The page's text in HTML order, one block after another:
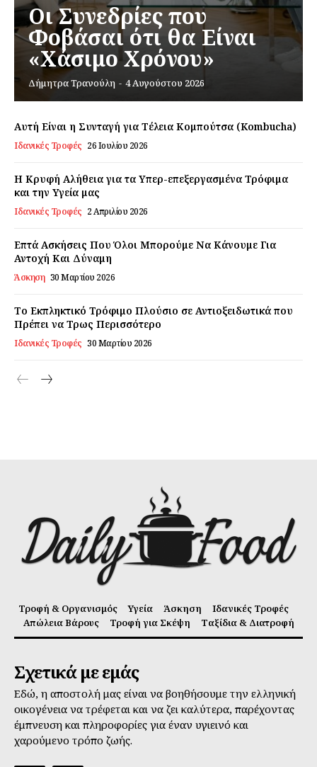
Εγγραφείτε τώρα!
Daily Food
Σχετικά με εμάς
Ο λογαριασμός μου
Επικοινωνία
Οι Συνεδρίες που
Φοβάσαι ότι θα Είναι
«Χάσιμο Χρόνου»
Δήμητρα Τρανούλη - 4 Αυγούστου 2026
Αυτή Είναι η Συνταγή για Τέλεια Κομπούτσα (Kombucha)
Ιδανικές Τροφές 26 Ιουλίου 2026
Η Κρυφή Αλήθεια για τα Υπερ-επεξεργασμένα Τρόφιμα
και την Υγεία μας
Ιδανικές Τροφές 2 Απριλίου 2026
Επτά Ασκήσεις Που Όλοι Μπορούμε Να Κάνουμε Για
Αντοχή Και Δύναμη
Άσκηση 30 Μαρτίου 2026
Το Εκπληκτικό Τρόφιμο Πλούσιο σε Αντιοξειδωτικά που
Πρέπει να Τρως Περισσότερο
Ιδανικές Τροφές 30 Μαρτίου 2026
Τροφή & Οργανισμός Υγεία Άσκηση
Ιδανικές Τροφές
Απώλεια Βάρους
Τροφή για Σκέψη Ταξίδια & Διατροφή
Σχετικά με εμάς
Εδώ, η αποστολή μας είναι να βοηθήσουμε την ελληνική
οικογένεια να τρέφεται και να ζει καλύτερα, παρέχοντας
έμπνευση και πληροφορίες για έναν υγιεινό και
χαρούμενο τρόπο ζωής.